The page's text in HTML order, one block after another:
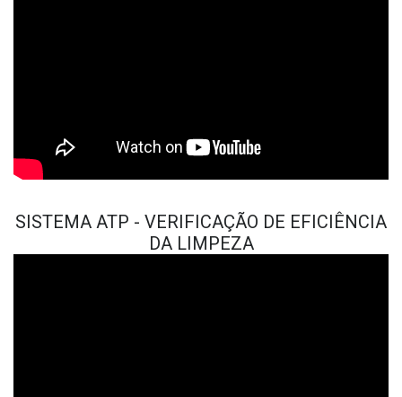
SISTEMA ATP - VERIFICAÇÃO DE EFICIÊNCIA
DA LIMPEZA